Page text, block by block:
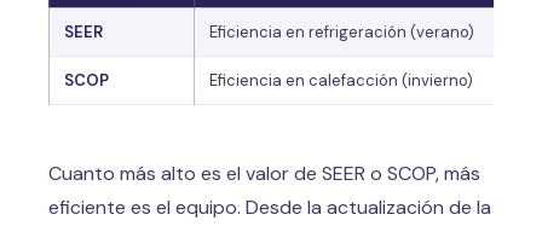
SEER Eficiencia en refrigeración (verano)
SCOP Eficiencia en calefacción (invierno)
Cuanto más alto es el valor de SEER o SCOP, más
eficiente es el equipo. Desde la actualización de la